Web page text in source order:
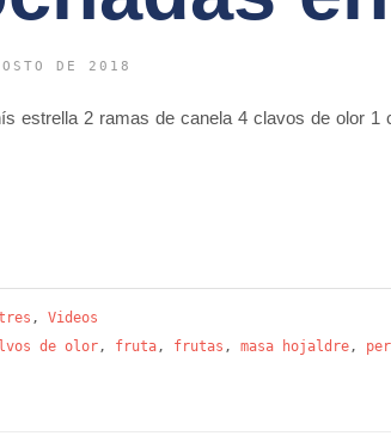
DE 2018
estrella 2 ramas de canela 4 clavos de olor
, Videos
de olor , fruta , frutas , masa hojaldre ,